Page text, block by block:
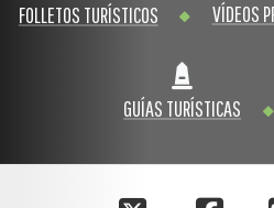
FOLLETOS TURÍSTICOS VÍDEOS
GUÍAS TURÍSTICAS